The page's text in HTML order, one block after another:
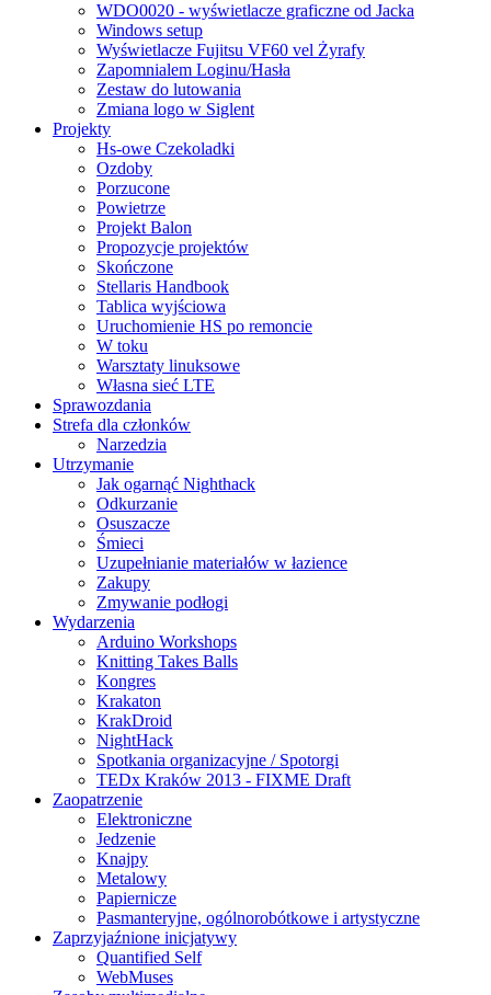
WDO0020 - wyświetlacze graficzne od Jacka
Windows setup
Wyświetlacze Fujitsu VF60 vel Żyrafy
Zapomnialem Loginu/Hasła
Zestaw do lutowania
Zmiana logo w Siglent
Projekty
Hs-owe Czekoladki
Ozdoby
Porzucone
Powietrze
Projekt Balon
Propozycje projektów
Skończone
Stellaris Handbook
Tablica wyjściowa
Uruchomienie HS po remoncie
W toku
Warsztaty linuksowe
Własna sieć LTE
Sprawozdania
Strefa dla członków
Narzedzia
Utrzymanie
Jak ogarnąć Nighthack
Odkurzanie
Osuszacze
Śmieci
Uzupełnianie materiałów w łazience
Zakupy
Zmywanie podłogi
Wydarzenia
Arduino Workshops
Knitting Takes Balls
Kongres
Krakaton
KrakDroid
NightHack
Spotkania organizacyjne / Spotorgi
TEDx Kraków 2013 - FIXME Draft
Zaopatrzenie
Elektroniczne
Jedzenie
Knajpy
Metalowy
Papiernicze
Pasmanteryjne, ogólnorobótkowe i artystyczne
Zaprzyjaźnione inicjatywy
Quantified Self
WebMuses